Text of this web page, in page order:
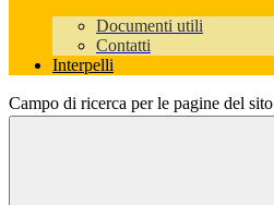
Documenti utili
Contatti
Interpelli
Campo di ricerca per le pagine del sito